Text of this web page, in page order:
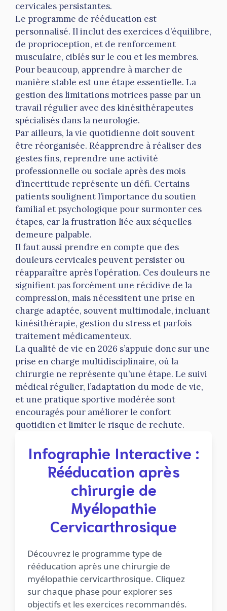
cervicales persistantes.
Le programme de rééducation est
personnalisé. Il inclut des exercices d’équilibre,
de proprioception, et de renforcement
musculaire, ciblés sur le cou et les membres.
Pour beaucoup, apprendre à marcher de
manière stable est une étape essentielle. La
gestion des limitations motrices passe par un
travail régulier avec des kinésithérapeutes
spécialisés dans la neurologie.
Par ailleurs, la vie quotidienne doit souvent
être réorganisée. Réapprendre à réaliser des
gestes fins, reprendre une activité
professionnelle ou sociale après des mois
d’incertitude représente un défi. Certains
patients soulignent l’importance du soutien
familial et psychologique pour surmonter ces
étapes, car la frustration liée aux séquelles
demeure palpable.
Il faut aussi prendre en compte que des
douleurs cervicales peuvent persister ou
réapparaître après l’opération. Ces douleurs ne
signifient pas forcément une récidive de la
compression, mais nécessitent une prise en
charge adaptée, souvent multimodale, incluant
kinésithérapie, gestion du stress et parfois
traitement médicamenteux.
La qualité de vie en 2026 s’appuie donc sur une
prise en charge multidisciplinaire, où la
chirurgie ne représente qu’une étape. Le suivi
médical régulier, l’adaptation du mode de vie,
et une pratique sportive modérée sont
encouragés pour améliorer le confort
quotidien et limiter le risque de rechute.
Infographie Interactive :
Rééducation après
chirurgie de
Myélopathie
Cervicarthrosique
Découvrez le programme type de
rééducation après une chirurgie de
myélopathie cervicarthrosique. Cliquez
sur chaque phase pour explorer ses
objectifs et les exercices recommandés.